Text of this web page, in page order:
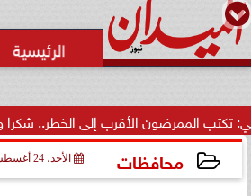
الأقرب إلى الخطر.. شكرا وزير...
محافظات الأحد، 24 أغسطس 2025